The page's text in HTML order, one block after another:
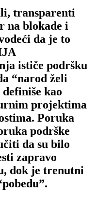
transparenti
na blokade i
da je to
ističe podršku
“narod želi
definiše kao
projektima
Poruka
podrške
da su bilo
zapravo
dok je trenutni